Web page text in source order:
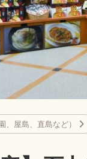
、屋島、直島など）